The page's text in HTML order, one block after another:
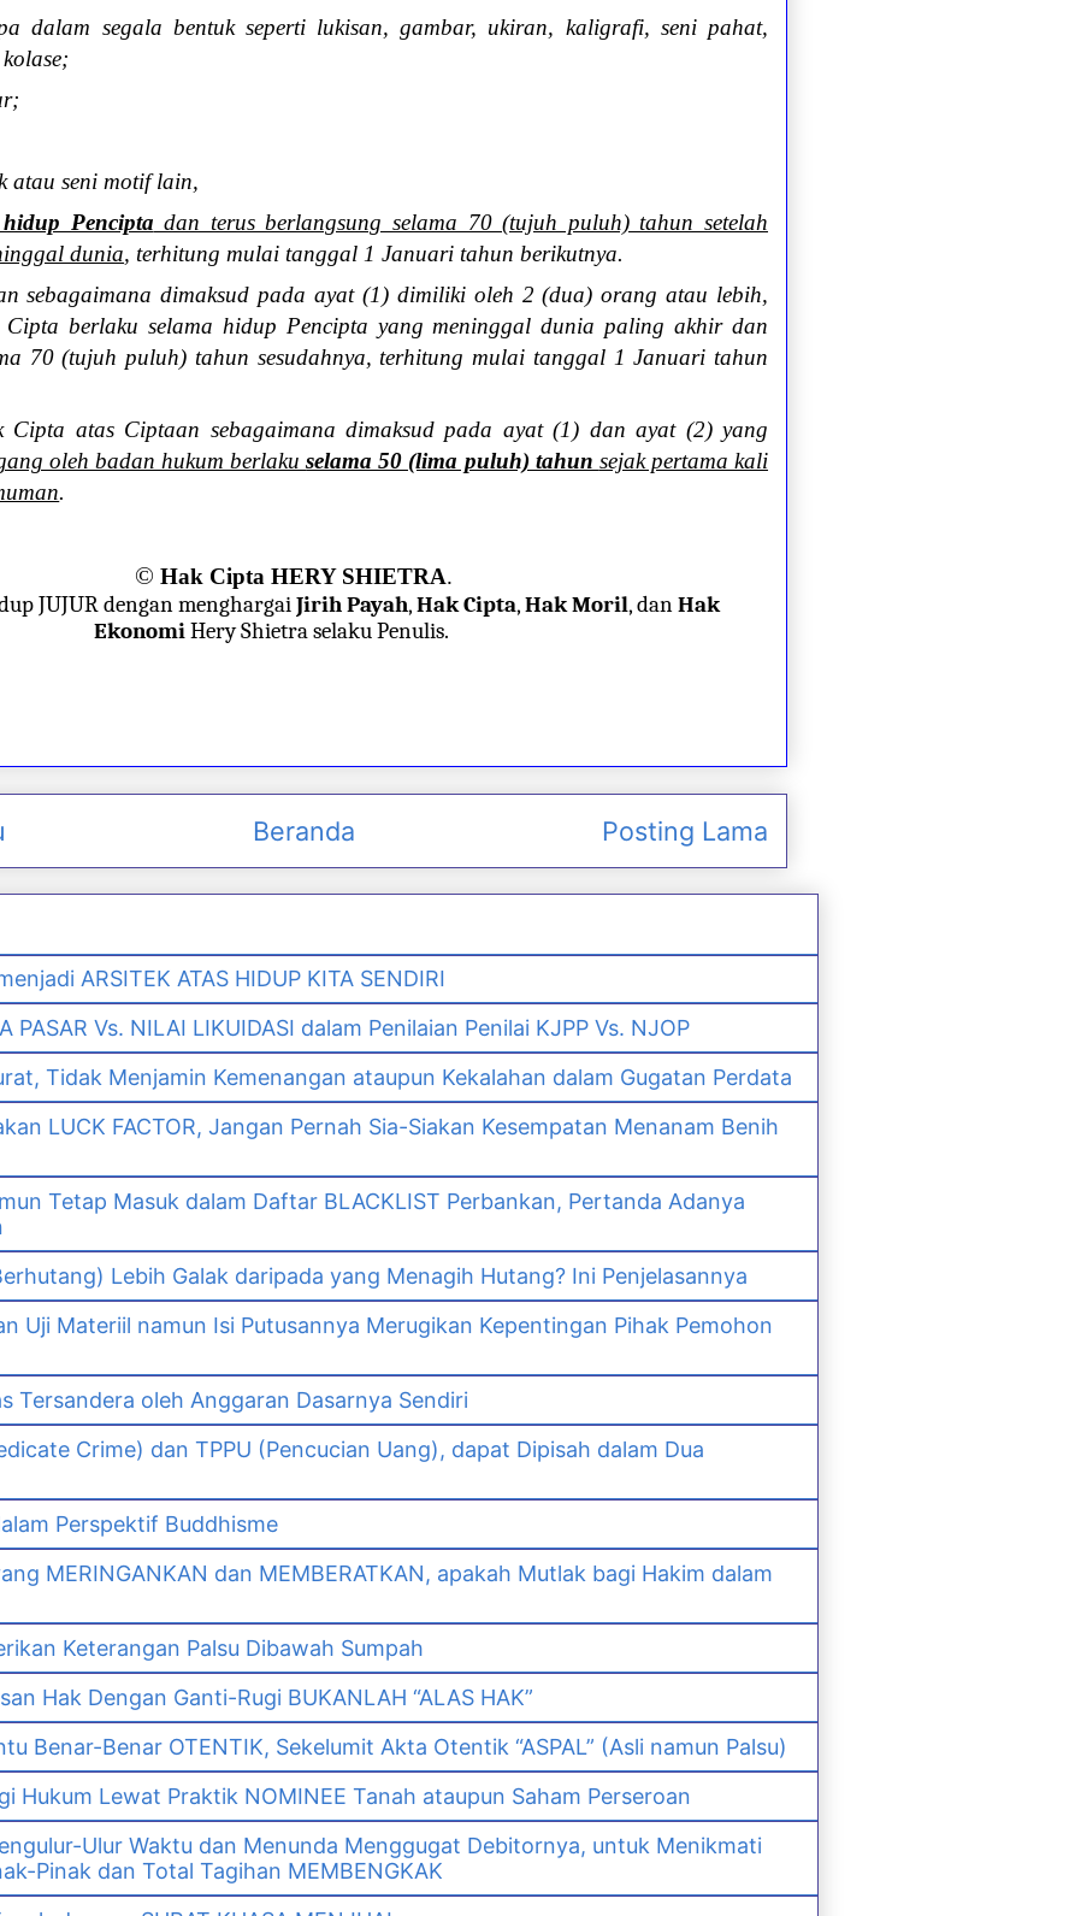
dalam segala bentuk seperti lukisan, gambar, ukiran, kaligrafi, seni pahat,
atau seni motif lain,
Pencipta dan terus berlangsung selama 70 (tujuh puluh) tahun setelah
dunia, terhitung mulai tanggal 1 Januari tahun berikutnya.
sebagaimana dimaksud pada ayat (1) dimiliki oleh 2 (dua) orang atau lebih,
berlaku selama hidup Pencipta yang meninggal dunia paling akhir dan
70 (tujuh puluh) tahun sesudahnya, terhitung mulai tanggal 1 Januari tahun
Cipta atas Ciptaan sebagaimana dimaksud pada ayat (1) dan ayat (2) yang
oleh badan hukum berlakuselama 50 (lima puluh) tahun sejak pertama kali
.
©Hak Cipta HERY SHIETRA.
JUJUR dengan menghargaiJirih Payah,Hak Cipta,Hak Moril, danHak
EkonomiHery Shietra selaku Penulis.
Posting Lama
Beranda
ARSITEK ATAS HIDUP KITA SENDIRI
PASAR Vs. NILAI LIKUIDASI dalam Penilaian Penilai KJPP Vs. NJOP
Tidak Menjamin Kemenangan ataupun Kekalahan dalam Gugatan Perdata
LUCK FACTOR, Jangan Pernah Sia-Siakan Kesempatan Menanam Benih
Tetap Masuk dalam Daftar BLACKLIST Perbankan, Pertanda Adanya
Lebih Galak daripada yang Menagih Hutang? Ini Penjelasannya
Uji Materiil namun Isi Putusannya Merugikan Kepentingan Pihak Pemohon
Tersandera oleh Anggaran Dasarnya Sendiri
Crime) dan TPPU (Pencucian Uang), dapat Dipisah dalam Dua
Perspektif Buddhisme
MERINGANKAN dan MEMBERATKAN, apakah Mutlak bagi Hakim dalam
Keterangan Palsu Dibawah Sumpah
Hak Dengan Ganti-Rugi BUKANLAH “ALAS HAK”
Benar-Benar OTENTIK, Sekelumit Akta Otentik “ASPAL” (Asli namun Palsu)
Hukum Lewat Praktik NOMINEE Tanah ataupun Saham Perseroan
Ulur Waktu dan Menunda Menggugat Debitornya, untuk Menikmati
Pinak dan Total Tagihan MEMBENGKAK